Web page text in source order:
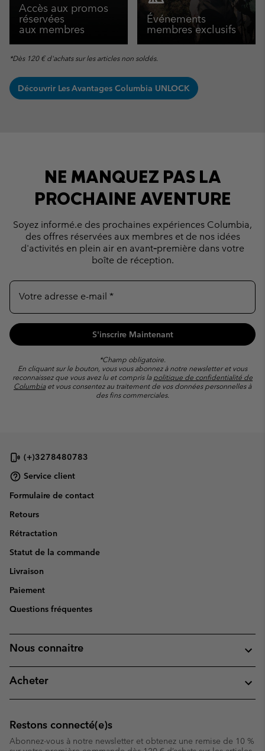
Accès aux promos
réservées
aux membres
Événements
membres exclusifs
*Dès 120 € d'achats sur les articles non soldés.
Découvrir Les Avantages Columbia UNLOCK
NE MANQUEZ PAS LA
PROCHAINE AVENTURE
Soyez informé.e des prochaines expériences Columbia,
des offres réservées aux membres et de nos idées
d'activités en plein air en avant‑première dans votre
boîte de réception.
Votre adresse e-mail
S'inscrire Maintenant
*Champ obligatoire.
En cliquant sur le bouton, vous vous abonnez à notre newsletter et vous
reconnaissez que vous avez lu et compris lapolitique de confidentialité de
Columbiaet vous consentez au traitement de vos données personnelles à
des fins commerciales.
(+)3278480783
Service client
Formulaire de contact
Retours
Rétractation
Statut de la commande
Livraison
Paiement
Questions fréquentes
Nous connaitre
Acheter
Restons connecté(e)s
Abonnez-vous à notre newsletter et obtenez une remise de 10 %